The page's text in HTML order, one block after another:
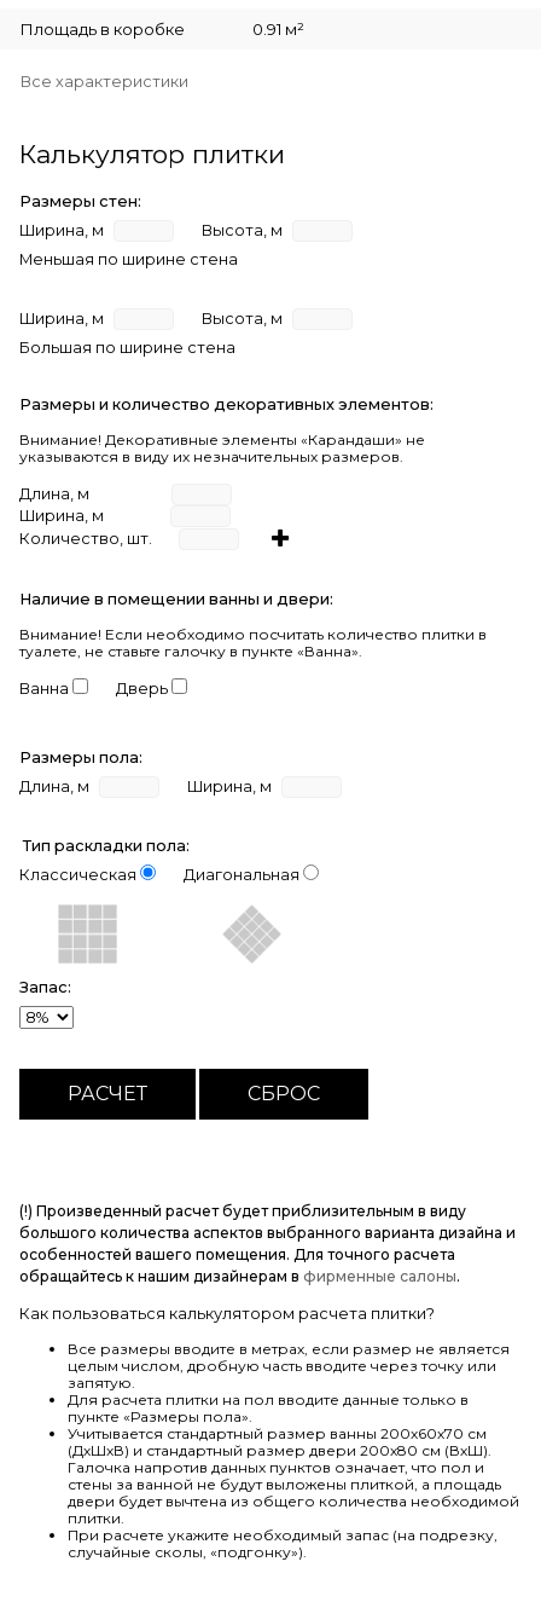
Площадь в коробке 0.91 м²
Все характеристики
Калькулятор плитки
Размеры стен:
Ширина, м
Высота, м
Меньшая по ширине стена
Ширина, м
Высота, м
Большая по ширине стена
Размеры и количество декоративных элементов:
Внимание! Декоративные элементы «Карандаши» не
указываются в виду их незначительных размеров.
Длина, м
Ширина, м
Количество, шт.
Наличие в помещении ванны и двери:
Внимание! Если необходимо посчитать количество плитки в
туалете, не ставьте галочку в пункте «Ванна».
Ванна Дверь
Размеры пола:
Длина, м
Ширина, м
Тип раскладки пола:
Классическая
Диагональная
Запас:
(!) Произведенный расчет будет приблизительным в виду
большого количества аспектов выбранного варианта дизайна и
особенностей вашего помещения. Для точного расчета
обращайтесь к нашим дизайнерам в фирменные салоны.
Как пользоваться калькулятором расчета плитки?
Все размеры вводите в метрах, если размер не является
целым числом, дробную часть вводите через точку или
запятую.
Для расчета плитки на пол вводите данные только в
пункте «Размеры пола».
Учитывается стандартный размер ванны 200х60х70 см
(ДхШхВ) и стандартный размер двери 200х80 см (ВхШ).
Галочка напротив данных пунктов означает, что пол и
стены за ванной не будут выложены плиткой, а площадь
двери будет вычтена из общего количества необходимой
плитки.
При расчете укажите необходимый запас (на подрезку,
случайные сколы, «подгонку»).